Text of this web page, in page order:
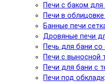
Печи с баком
Печи в
Банные печи
Дровяные печи
Печь для бани со
Печи с выносной
Печи для бани с
Печи под